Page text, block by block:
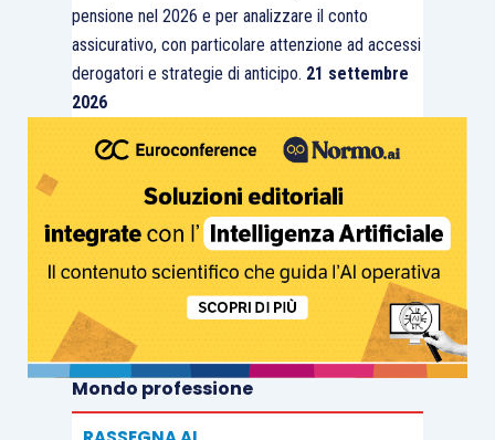
pensione nel 2026 e per analizzare il conto
assicurativo, con particolare attenzione ad accessi
derogatori e strategie di anticipo. 21 settembre
2026
Mondo professione